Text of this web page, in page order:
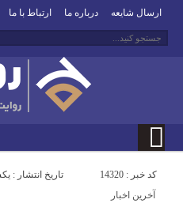
ارسال شایعه درباره ما ارتباط با ما
کد خبر : 14320 تاریخ انتشار : یکشنبه ۲۳ شهریور
آخرین اخبار